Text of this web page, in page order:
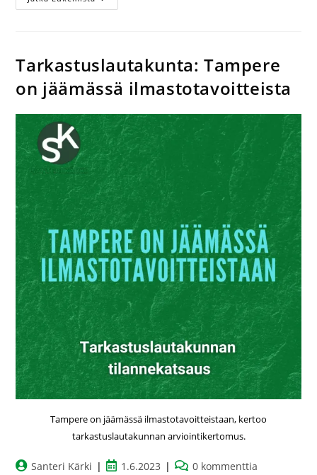
Tarkastuslautakunta: Tampere
on jäämässä ilmastotavoitteista
Tampere on jäämässä ilmastotavoitteistaan, kertoo
tarkastuslautakunnan arviointikertomus.
Santeri Kärki 1.6.2023 0 kommenttia